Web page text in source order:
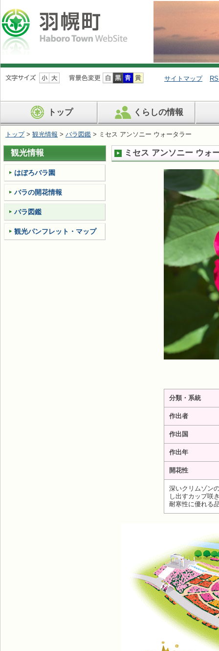
ナ
ビ
ン
を
ば
す
サイトマップ
トップ くらしの情報
トップ> 観光情報 > バラ図鑑 > ミセス アンソニー ウォータラー
ミセス アンソニー ウォ
分類・系統
作出者
作出国
作出年
開花性
深いクリムゾン
し出すカップ咲
耐寒性に優れる
観光情報
はぼろバラ園
バラの開花情報
バラ図鑑
観光パンフレット・マップ